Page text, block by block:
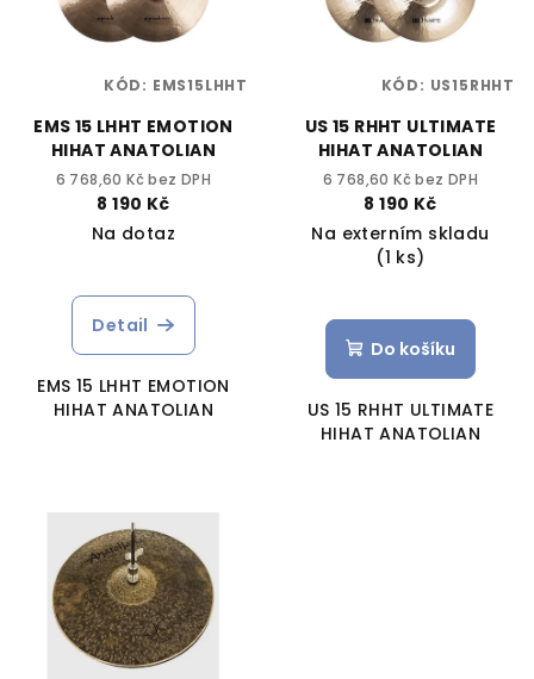
EMS 15 LHHT EMOTION
HIHAT ANATOLIAN
6 768,60 Kč bez DPH
8 190 Kč
Na dotaz
Detail
EMS 15 LHHT EMOTION
HIHAT ANATOLIAN
KÓD: EMS15LHHT
US 15 RHHT ULTIMATE
HIHAT ANATOLIAN
6 768,60 Kč bez DPH
8 190 Kč
Na externím skladu
(1 ks)
Do košíku
US 15 RHHT ULTIMATE
HIHAT ANATOLIAN
KÓD: US15RHHT